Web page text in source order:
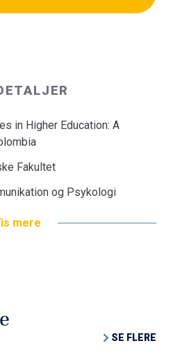
in Higher Education: A
Fakultet
og Psykologi
mere
SE FLERE